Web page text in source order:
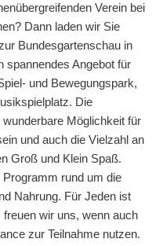
Verein bei
Dann laden wir Sie
Bundesgartenschau in
spannendes Angebot für
und Bewegungspark,
Die
Möglichkeit für
und auch die Vielzahl an
Groß und Klein Spaß.
rund um die
Nahrung. Für Jeden ist
wir uns, wenn auch
zur Teilnahme nutzen.